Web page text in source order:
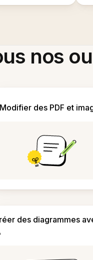
nos
Modifier des PDF et
des diagrammes